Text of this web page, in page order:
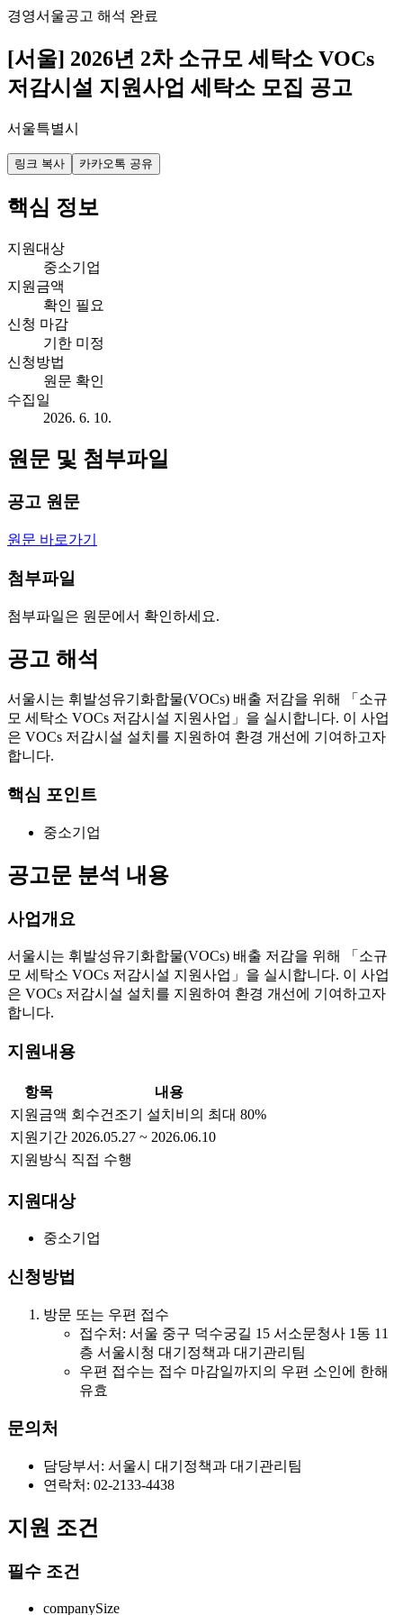
경영서울공고 해석 완료
[서울] 2026년 2차 소규모 세탁소 VOCs
저감시설 지원사업 세탁소 모집 공고
서울특별시
링크 복사 카카오톡 공유
핵심 정보
지원대상
중소기업
지원금액
확인 필요
신청 마감
기한 미정
신청방법
원문 확인
수집일
2026. 6. 10.
원문 및 첨부파일
공고 원문
원문 바로가기
첨부파일
첨부파일은 원문에서 확인하세요.
공고 해석
서울시는 휘발성유기화합물(VOCs) 배출 저감을 위해 「소규
모 세탁소 VOCs 저감시설 지원사업」을 실시합니다. 이 사업
은 VOCs 저감시설 설치를 지원하여 환경 개선에 기여하고자
합니다.
핵심 포인트
중소기업
공고문 분석 내용
사업개요
서울시는 휘발성유기화합물(VOCs) 배출 저감을 위해 「소규
모 세탁소 VOCs 저감시설 지원사업」을 실시합니다. 이 사업
은 VOCs 저감시설 설치를 지원하여 환경 개선에 기여하고자
합니다.
지원내용
항목
내용
지원금액 회수건조기 설치비의 최대 80%
지원기간 2026.05.27 ~ 2026.06.10
지원방식 직접 수행
지원대상
중소기업
신청방법
방문 또는 우편 접수
접수처: 서울 중구 덕수궁길 15 서소문청사 1동 11
층 서울시청 대기정책과 대기관리팀
우편 접수는 접수 마감일까지의 우편 소인에 한해
유효
문의처
담당부서: 서울시 대기정책과 대기관리팀
연락처: 02-2133-4438
지원 조건
필수 조건
companySize